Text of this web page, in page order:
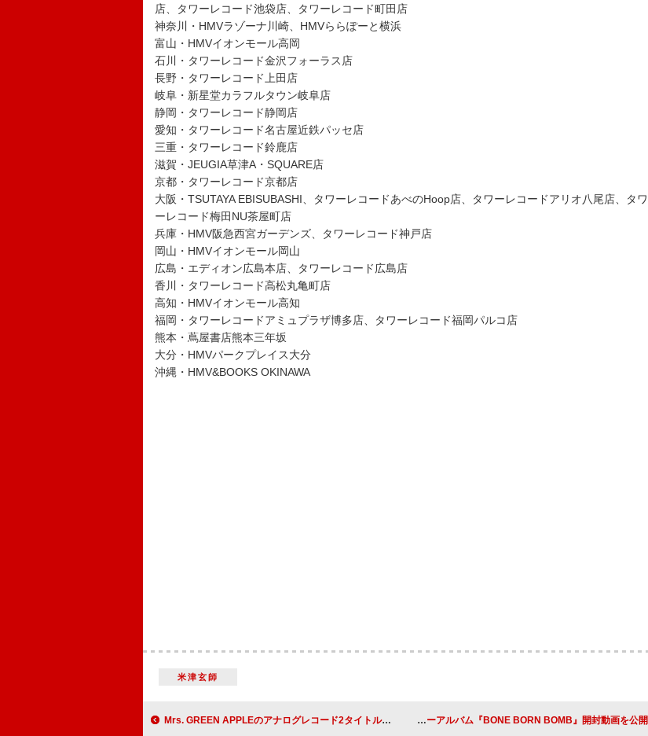
店、タワーレコード池袋店、タワーレコード町田店
神奈川・HMVラゾーナ川崎、HMVららぽーと横浜
富山・HMVイオンモール高岡
石川・タワーレコード金沢フォーラス店
長野・タワーレコード上田店
岐阜・新星堂カラフルタウン岐阜店
静岡・タワーレコード静岡店
愛知・タワーレコード名古屋近鉄パッセ店
三重・タワーレコード鈴鹿店
滋賀・JEUGIA草津A・SQUARE店
京都・タワーレコード京都店
大阪・TSUTAYA EBISUBASHI、タワーレコードあべのHoop店、タワーレコードアリオ八尾店、タワ
ーレコード梅田NU茶屋町店
兵庫・HMV阪急西宮ガーデンズ、タワーレコード神戸店
岡山・HMVイオンモール岡山
広島・エディオン広島本店、タワーレコード広島店
香川・タワーレコード高松丸亀町店
高知・HMVイオンモール高知
福岡・タワーレコードアミュプラザ博多店、タワーレコード福岡パルコ店
熊本・蔦屋書店熊本三年坂
大分・HMVパークプレイス大分
沖縄・HMV&BOOKS OKINAWA
米津玄師
Mrs. GREEN APPLEのアナログレコード2タイトル＆ポータブルレコードプレーヤーが同時発売 ano、ニューアルバム『BONE BORN BOMB』開封動画を公開